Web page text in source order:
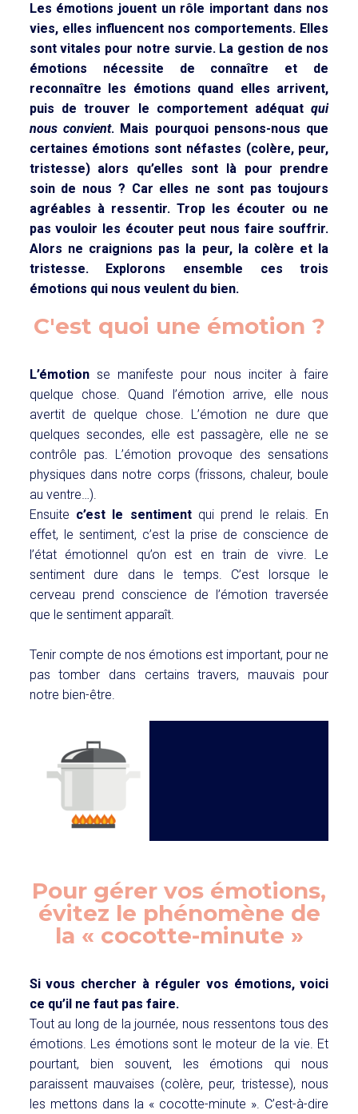
Les émotions jouent un rôle important dans nos
vies, elles influencent nos comportements. Elles
sont vitales pour notre survie. La gestion de nos
émotions nécessite de connaître et de
reconnaître les émotions quand elles arrivent,
puis de trouver le comportement adéquatqui
nous convient. Mais pourquoi pensons-nous que
certaines émotions sont néfastes (colère, peur,
tristesse) alors qu’elles sont là pour prendre
soin de nous ? Car elles ne sont pas toujours
agréables à ressentir. Trop les écouter ou ne
pas vouloir les écouter peut nous faire souffrir.
Alors ne craignions pas la peur, la colère et la
tristesse. Explorons ensemble ces trois
émotions qui nous veulent du bien.
C'est quoi une émotion ?
L’émotionse manifeste pour nous inciter à faire
quelque chose. Quand l’émotion arrive, elle nous
avertit de quelque chose. L’émotion ne dure que
quelques secondes, elle est passagère, elle ne se
contrôle pas. L’émotion provoque des sensations
physiques dans notre corps (frissons, chaleur, boule
au ventre…).
Ensuite c’est le sentimentqui prend le relais. En
effet, le sentiment, c’est la prise de conscience de
l’état émotionnel qu’on est en train de vivre. Le
sentiment dure dans le temps. C’est lorsque le
cerveau prend conscience de l’émotion traversée
que le sentiment apparaît.
Tenir compte de nos émotions est important, pour ne
pas tomber dans certains travers, mauvais pour
notre bien-être.
Pour gérer vos émotions,
évitez le phénomène de
la « cocotte-minute »
Si vous chercher à réguler vos émotions, voici
ce qu’il ne faut pas faire.
Tout au long de la journée, nous ressentons tous des
émotions. Les émotions sont le moteur de la vie. Et
pourtant, bien souvent, les émotions qui nous
paraissent mauvaises (colère, peur, tristesse), nous
les mettons dans la « cocotte-minute ». C’est-à-dire